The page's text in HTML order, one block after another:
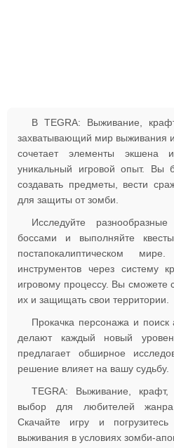
В TEGRA: Выживание,
захватывающий мир выживания
сочетает элементы экшена
уникальный игровой опыт. Вы
создавать предметы, вести
для защиты от зомби.
Исследуйте
боссами и выполняйте
постапокалиптическом
инструментов через систему
игровому процессу. Вы сможете
их и защищать свои территории.
Прокачка персонажа и
делают каждый новый
предлагает обширное
решение влияет на вашу судьбу.
TEGRA: Выживание,
выбор для любителей
Скачайте игру и
выживания в условиях зомби-